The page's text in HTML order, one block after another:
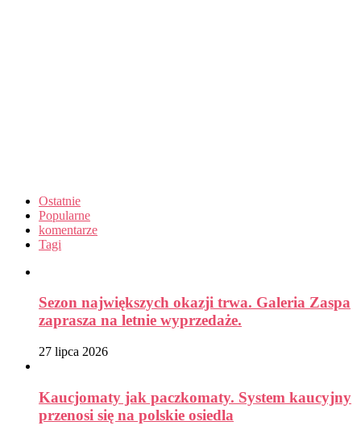
Ostatnie
Popularne
komentarze
Tagi
Sezon największych okazji trwa. Galeria Zaspa
zaprasza na letnie wyprzedaże.
27 lipca 2026
Kaucjomaty jak paczkomaty. System kaucyjny
przenosi się na polskie osiedla